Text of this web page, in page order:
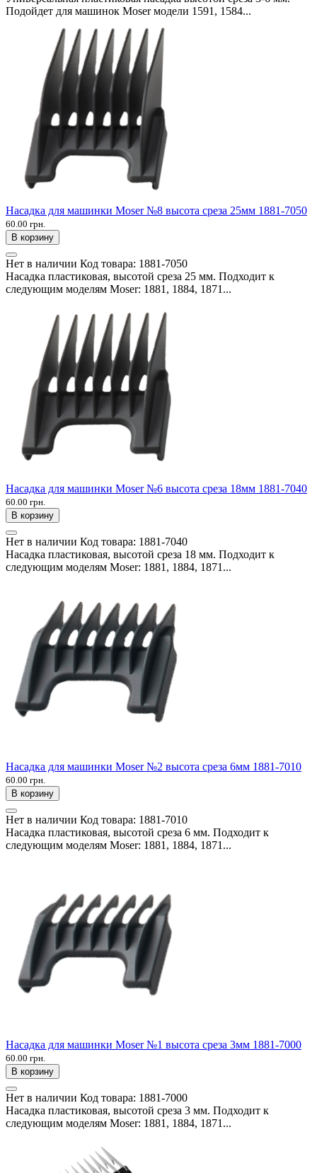
Подойдет для машинок Moser модели 1591, 1584...
Насадка для машинки Moser №8 высота среза 25мм 1881-7050
60.00 грн.
В корзину
Нет в наличии Код товара: 1881-7050
Насадка пластиковая, высотой среза 25 мм. Подходит к
следующим моделям Moser: 1881, 1884, 1871...
Насадка для машинки Moser №6 высота среза 18мм 1881-7040
60.00 грн.
В корзину
Нет в наличии Код товара: 1881-7040
Насадка пластиковая, высотой среза 18 мм. Подходит к
следующим моделям Moser: 1881, 1884, 1871...
Насадка для машинки Moser №2 высота среза 6мм 1881-7010
60.00 грн.
В корзину
Нет в наличии Код товара: 1881-7010
Насадка пластиковая, высотой среза 6 мм. Подходит к
следующим моделям Moser: 1881, 1884, 1871...
Насадка для машинки Moser №1 высота среза 3мм 1881-7000
60.00 грн.
В корзину
Нет в наличии Код товара: 1881-7000
Насадка пластиковая, высотой среза 3 мм. Подходит к
следующим моделям Moser: 1881, 1884, 1871...